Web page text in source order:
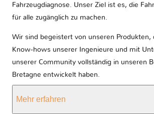
Fahrzeugdiagnose. Unser Ziel ist es, die
für alle zugänglich zu machen.
Wir sind begeistert von unseren Produkten,
Know-hows unserer Ingenieure und mit
unserer Community vollständig in unseren
Bretagne entwickelt haben.
Mehr erfahren